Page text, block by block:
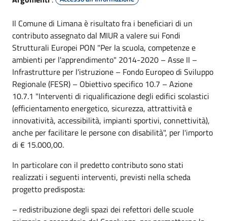
Il Comune di Limana è risultato fra i beneficiari di un
contributo assegnato dal MIUR a valere sui Fondi
Strutturali Europei PON "Per la scuola, competenze e
ambienti per l'apprendimento" 2014-2020 – Asse II –
Infrastrutture per l'istruzione – Fondo Europeo di Sviluppo
Regionale (FESR) – Obiettivo specifico 10.7 – Azione
10.7.1 "Interventi di riqualificazione degli edifici scolastici
(efficientamento energetico, sicurezza, attrattività e
innovatività, accessibilità, impianti sportivi, connettività),
anche per facilitare le persone con disabilità", per l'importo
di € 15.000,00.
In particolare con il predetto contributo sono stati
realizzati i seguenti interventi, previsti nella scheda
progetto predisposta:
– redistribuzione degli spazi dei refettori delle scuole